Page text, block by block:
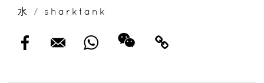
水
/ sharktank